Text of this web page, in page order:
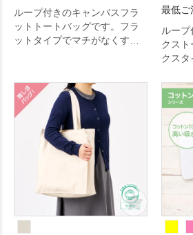
ループ付きのキャンバスフラ
ットトートバッグです。フラ
ットタイプでマチがなくすっ
最低ご
ルー
クスト
クスタ
ます。